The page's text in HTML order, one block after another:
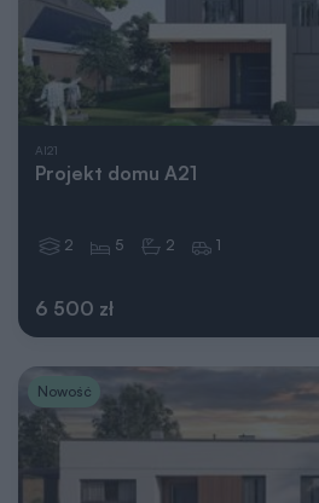
AI21
Projekt domu A21
6 500 zł
2 5 2 1
Nowość